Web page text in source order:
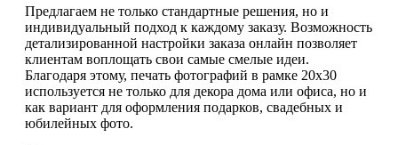
Предлагаем не только стандартные решения, но и
индивидуальный подход к каждому заказу. Возможность
детализированной настройки заказа онлайн позволяет
клиентам воплощать свои самые смелые идеи.
Благодаря этому, печать фотографий в рамке 20х30
используется не только для декора дома или офиса, но и
как вариант для оформления подарков, свадебных и
юбилейных фото.